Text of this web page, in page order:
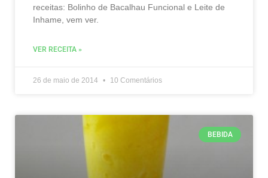
receitas: Bolinho de Bacalhau Funcional e Leite de
Inhame, vem ver.
VER RECEITA »
26 de maio de 2014 10 Comentários
BEBIDA